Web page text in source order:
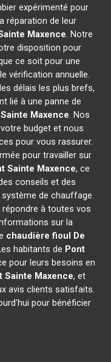
expérimenté pour
réparation de leur
Maxence. Notre
disposition pour
ce soit pour une
vérification annuelle.
délais les plus brefs,
lié à une panne de
Maxence. Nos
budget et nous
pour vous rassurer.
pour travailler sur
Sainte Maxence, ce
conseils et des
de chauffage.
à toutes vos
sur la
chaudière fioul De
habitants de Pont
pour leurs besoins en
Sainte Maxence, et
avis clients satisfaits.
pour bénéficier